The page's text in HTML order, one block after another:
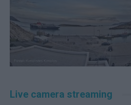
Live camera streaming